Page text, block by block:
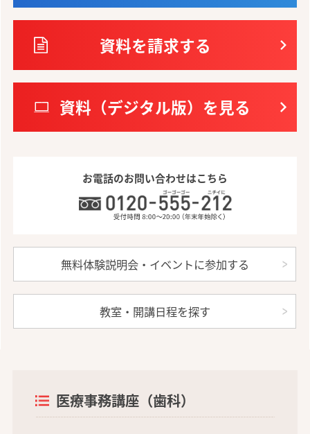
資料を請求する
資料（デジタル版）を見る
お電話のお問い合わせはこちら
無料体験説明会・イベントに参加する
教室・開講日程を探す
医療事務講座（歯科）